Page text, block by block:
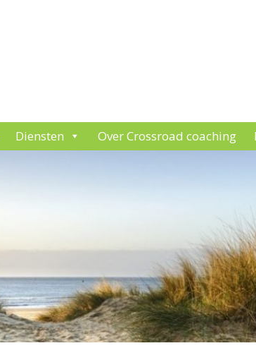
Diensten Over Crossroad coaching